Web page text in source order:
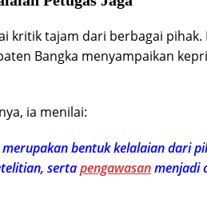
kritik tajam dari berbagai pihak.
Bangka menyampaikan
ia menilai:
merupakan bentuk kelalaian dari
sertapengawasanmenjadi